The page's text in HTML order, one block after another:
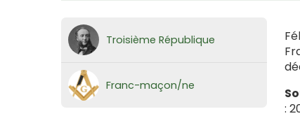
Troisième République
Franc-maçon/ne
: